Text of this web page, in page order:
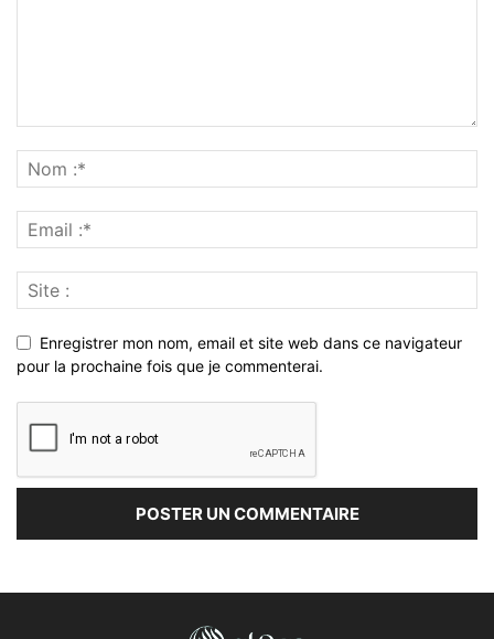
Enregistrer mon nom, email et site web dans ce navigateur
pour la prochaine fois que je commenterai.